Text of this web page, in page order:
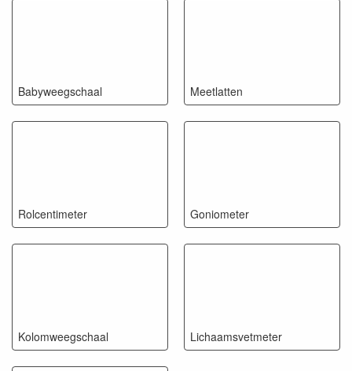
Babyweegschaal Meetlatten
Rolcentimeter Goniometer
Kolomweegschaal Lichaamsvetmeter